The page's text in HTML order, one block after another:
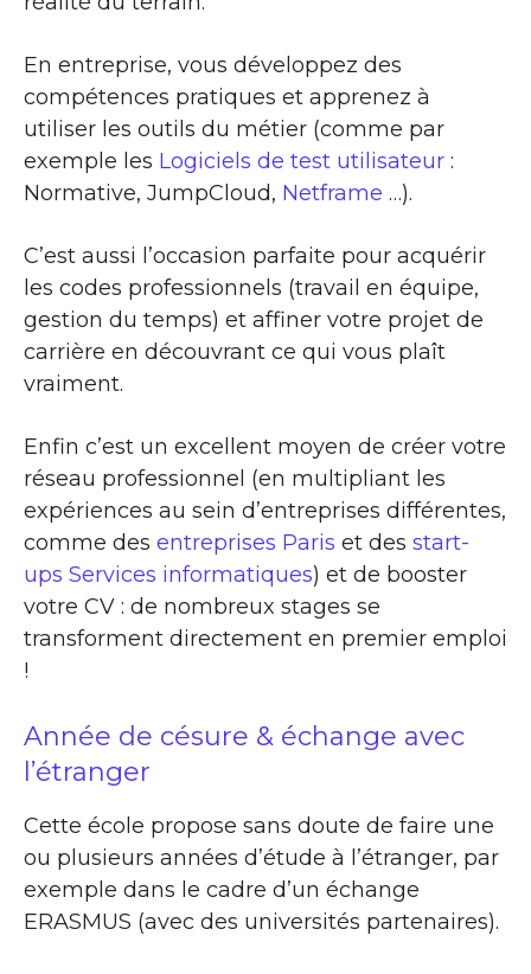
En entreprise, vous développez des
compétences pratiques et apprenez à
utiliser les outils du métier (comme par
exemple les Logiciels de test utilisateur :
Normative, JumpCloud, Netframe …).
C’est aussi l’occasion parfaite pour acquérir
les codes professionnels (travail en équipe,
gestion du temps) et affiner votre projet de
carrière en découvrant ce qui vous plaît
vraiment.
Enfin c’est un excellent moyen de créer votre
réseau professionnel (en multipliant les
expériences au sein d’entreprises différentes,
comme des entreprises Paris et des start-
ups Services informatiques) et de booster
votre CV : de nombreux stages se
transforment directement en premier emploi
!
Année de césure & échange avec
l’étranger
Cette école propose sans doute de faire une
ou plusieurs années d’étude à l’étranger, par
exemple dans le cadre d’un échange
ERASMUS (avec des universités partenaires).